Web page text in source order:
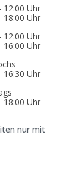
12:00 Uhr
18:00 Uhr
12:00 Uhr
16:00 Uhr
16:30 Uhr
18:00 Uhr
nur mit